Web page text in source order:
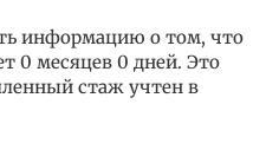
информацию о том, что
0 месяцев 0 дней. Это
стаж учтен в